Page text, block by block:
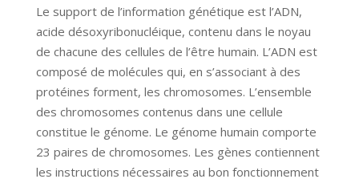
Le support de l’information génétique est l’ADN,
acide désoxyribonucléique, contenu dans le noyau
de chacune des cellules de l’être humain. L’ADN est
composé de molécules qui, en s’associant à des
protéines forment, les chromosomes. L’ensemble
des chromosomes contenus dans une cellule
constitue le génome. Le génome humain comporte
23 paires de chromosomes. Les gènes contiennent
les instructions nécessaires au bon fonctionnement